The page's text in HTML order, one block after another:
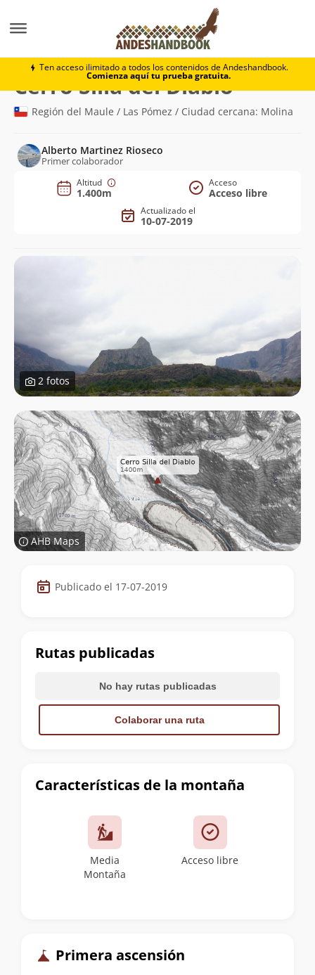
Ten acceso ilimitado a todos los contenidos de Andeshandbook.
Comienza aquí tu prueba gratuita.
Cerro Silla del Diablo
Cerro Silla del Diablo
Región del Maule / Las Pómez / Ciudad cercana: Molina
Alberto Martinez Rioseco
Primer colaborador
Altitud
1.400m
Acceso
Acceso libre
Actualizado el
10-07-2019
2 fotos
AHB Maps
Datos
de
cumbre
Publicado el 17-07-2019
Características de la montaña
Media
Montaña
Acceso libre
Primera ascensión
Rutas publicadas
No hay rutas publicadas
Colaborar una ruta